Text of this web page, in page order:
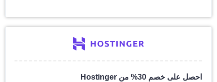
احصل على خصم 30% من Hostinger